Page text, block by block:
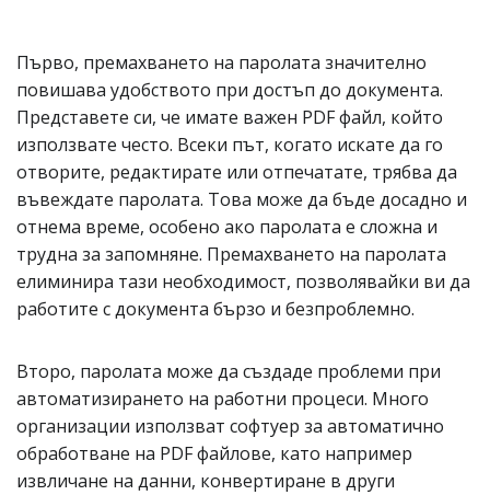
Първо, премахването на паролата значително
повишава удобството при достъп до документа.
Представете си, че имате важен PDF файл, който
използвате често. Всеки път, когато искате да го
отворите, редактирате или отпечатате, трябва да
въвеждате паролата. Това може да бъде досадно и
отнема време, особено ако паролата е сложна и
трудна за запомняне. Премахването на паролата
елиминира тази необходимост, позволявайки ви да
работите с документа бързо и безпроблемно.
Второ, паролата може да създаде проблеми при
автоматизирането на работни процеси. Много
организации използват софтуер за автоматично
обработване на PDF файлове, като например
извличане на данни, конвертиране в други